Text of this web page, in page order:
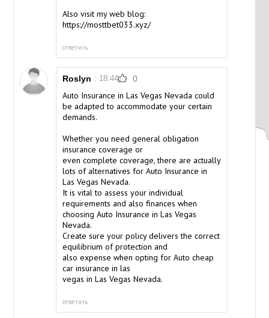
Also visit my web blog:
https://mosttbet033.xyz/
ответить
Roslyn : 18:44 0
Auto Insurance in Las Vegas Nevada could
be adapted to accommodate your certain
demands.
Whether you need general obligation
insurance coverage or
even complete coverage, there are actually
lots of alternatives for Auto Insurance in
Las Vegas Nevada.
It is vital to assess your individual
requirements and also finances when
choosing Auto Insurance in Las Vegas
Nevada.
Create sure your policy delivers the correct
equilibrium of protection and
also expense when opting for Autocheap
car insurance in las
vegas in Las Vegas Nevada.
ответить